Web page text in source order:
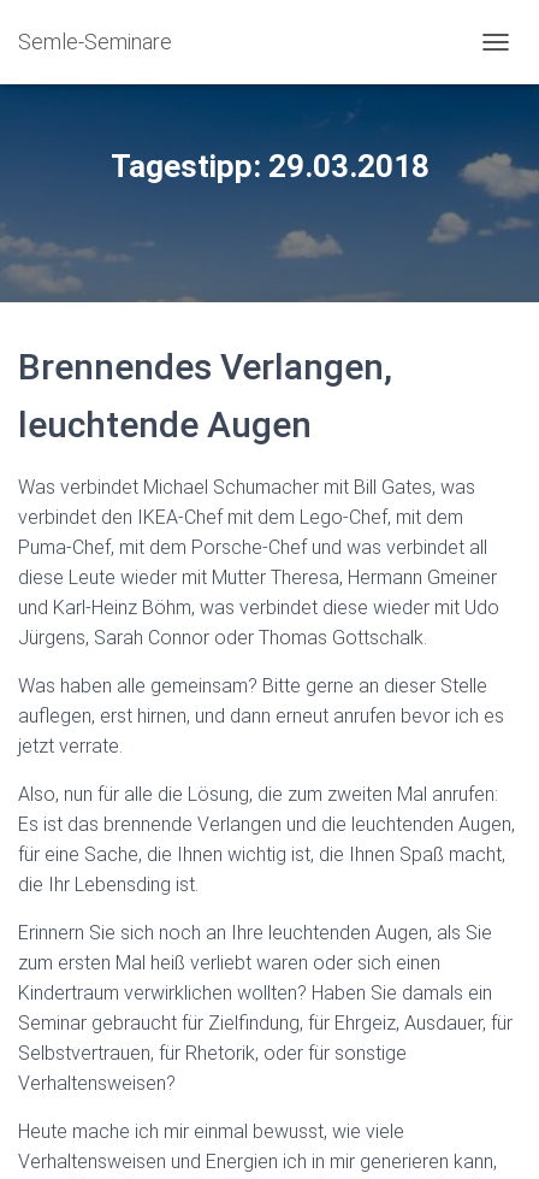
Semle-Seminare
Tagestipp: 29.03.2018
Brennendes Verlangen,
leuchtende Augen
Was verbindet Michael Schumacher mit Bill Gates, was
verbindet den IKEA-Chef mit dem Lego-Chef, mit dem
Puma-Chef, mit dem Porsche-Chef und was verbindet all
diese Leute wieder mit Mutter Theresa, Hermann Gmeiner
und Karl-Heinz Böhm, was verbindet diese wieder mit Udo
Jürgens, Sarah Connor oder Thomas Gottschalk.
Was haben alle gemeinsam? Bitte gerne an dieser Stelle
auflegen, erst hirnen, und dann erneut anrufen bevor ich es
jetzt verrate.
Also, nun für alle die Lösung, die zum zweiten Mal anrufen:
Es ist das brennende Verlangen und die leuchtenden Augen,
für eine Sache, die Ihnen wichtig ist, die Ihnen Spaß macht,
die Ihr Lebensding ist.
Erinnern Sie sich noch an Ihre leuchtenden Augen, als Sie
zum ersten Mal heiß verliebt waren oder sich einen
Kindertraum verwirklichen wollten? Haben Sie damals ein
Seminar gebraucht für Zielfindung, für Ehrgeiz, Ausdauer, für
Selbstvertrauen, für Rhetorik, oder für sonstige
Verhaltensweisen?
Heute mache ich mir einmal bewusst, wie viele
Verhaltensweisen und Energien ich in mir generieren kann,